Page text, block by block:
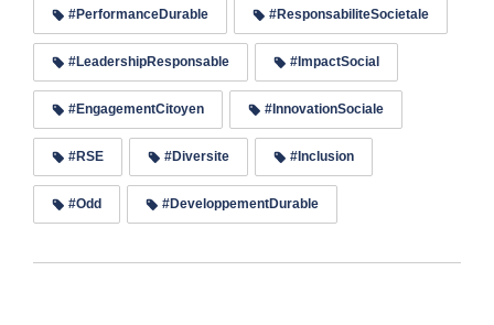
#PerformanceDurable #ResponsabiliteSocietale
#LeadershipResponsable #ImpactSocial
#EngagementCitoyen #InnovationSociale
#RSE #Diversite #Inclusion
#Odd #DeveloppementDurable